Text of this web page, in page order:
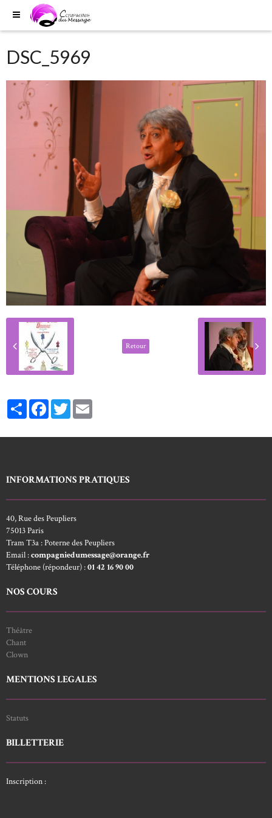
DSC_5969
Retour
PartagerFacebookTwitter
INFORMATIONS PRATIQUES
40, Rue des Peupliers
75013 Paris
Tram T3a : Poterne des Peupliers
Email :compagniedumessage@orange.fr
Téléphone (répondeur) :01 42 16 90 00
NOS COURS
Théâtre
Chant
Clown
MENTIONS LEGALES
Statuts
BILLETTERIE
Inscription :